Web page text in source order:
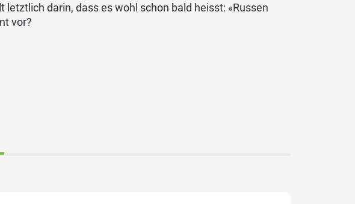
darin, dass es wohl schon bald heisst: «Russen
vor?